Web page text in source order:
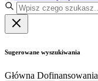
Sugerowane wyszukiwania
Główna Dofinansowania